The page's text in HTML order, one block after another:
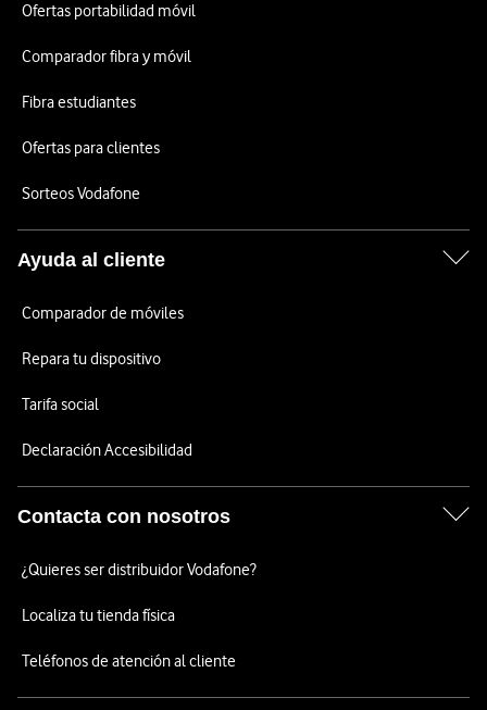
Ofertas portabilidad móvil
Comparador fibra y móvil
Fibra estudiantes
Ofertas para clientes
Sorteos Vodafone
Ayuda al cliente
Comparador de móviles
Repara tu dispositivo
Tarifa social
Declaración Accesibilidad
Contacta con nosotros
¿Quieres ser distribuidor Vodafone?
Localiza tu tienda física
Teléfonos de atención al cliente